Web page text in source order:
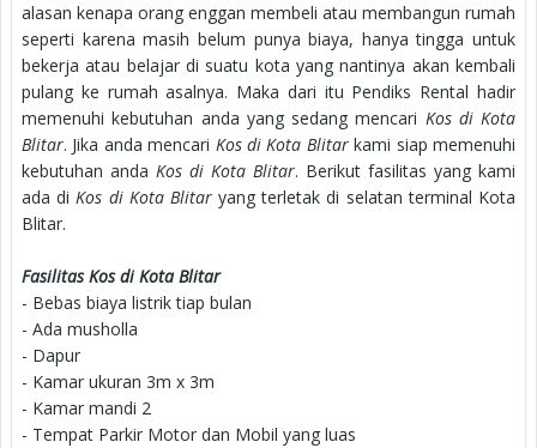
alasan kenapa orang enggan membeli atau membangun rumah
seperti karena masih belum punya biaya, hanya tingga untuk
bekerja atau belajar di suatu kota yang nantinya akan kembali
pulang ke rumah asalnya. Maka dari itu Pendiks Rental hadir
memenuhi kebutuhan anda yang sedang mencari Kos di Kota
Blitar. Jika anda mencari Kos di Kota Blitarkami siap memenuhi
kebutuhan anda Kos di Kota Blitar. Berikut fasilitas yang kami
ada diKos di Kota Blitaryang terletak di selatan terminal Kota
Blitar.
Fasilitas Kos di Kota Blitar
- Bebas biaya listrik tiap bulan
- Ada musholla
- Dapur
- Kamar ukuran 3m x 3m
- Kamar mandi 2
- Tempat Parkir Motor dan Mobil yang luas